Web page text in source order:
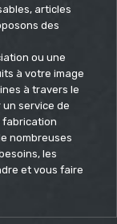
articles
des
ou une
à votre image
à travers le
service de
fabrication
nombreuses
les
et vous faire